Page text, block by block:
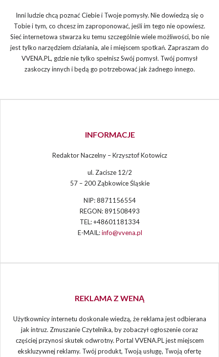
Inni ludzie chcą poznać Ciebie i Twoje pomysły. Nie dowiedzą się o
Tobie i tym, co chcesz im zaproponować, jeśli im tego nie opowiesz.
Sieć internetowa stwarza ku temu szczególnie wiele możliwości, bo nie
jest tylko narzędziem działania, ale i miejscem spotkań. Zapraszam do
VVENA.PL, gdzie nie tylko spełnisz Swój pomysł. Twój pomysł
zaskoczy innych i będą go potrzebować jak żadnego innego.
INFORMACJE
Redaktor Naczelny – Krzysztof Kotowicz
ul. Zacisze 12/2
57 – 200 Ząbkowice Śląskie
NIP: 8871156554
REGON: 891508493
TEL: +48601181334
E-MAIL:info@vvena.pl
REKLAMA Z WENĄ
Użytkownicy internetu doskonale wiedzą, że reklama jest odbierana
jak intruz. Zmuszanie Czytelnika, by zobaczył ogłoszenie coraz
częściej przynosi skutek odwrotny. Portal VVENA.PL jest miejscem
ekskluzywnej reklamy. Twój produkt, Twoją usługę, Twoją ofertę